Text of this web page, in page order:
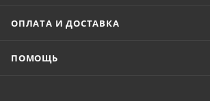
ОПЛАТА И ДОСТАВКА
ПОМОЩЬ